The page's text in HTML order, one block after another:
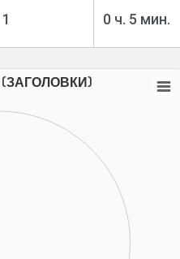
1 0 ч. 5 мин.